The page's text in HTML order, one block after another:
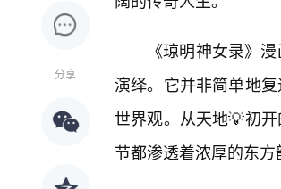
分享
《琼明神女录》
演绎。它并非简单地
世界观。从天地💡初
节都渗透着浓厚的东